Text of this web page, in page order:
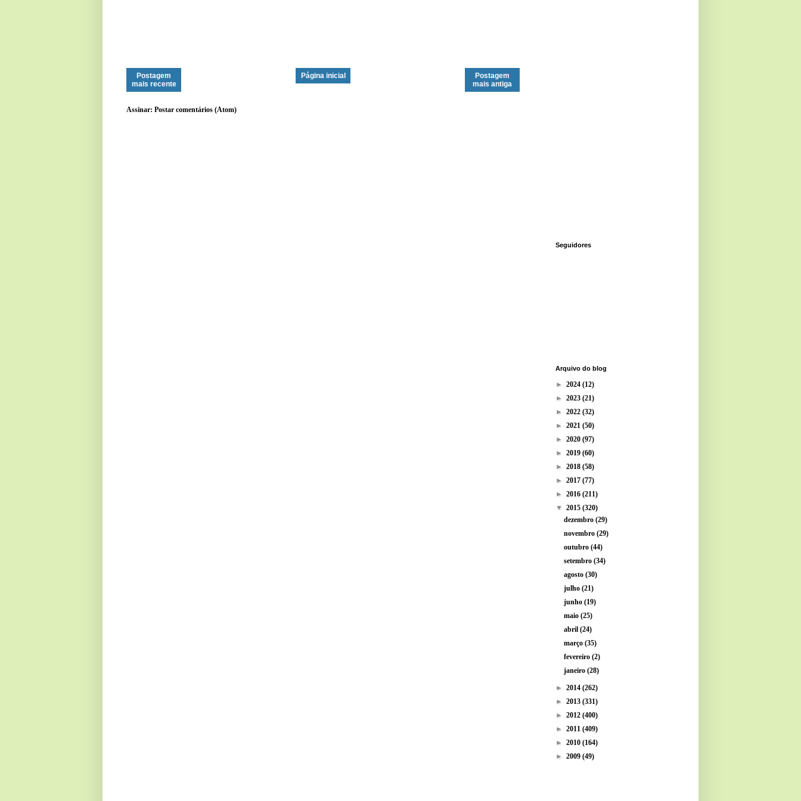
Postagem
mais recente
Postagem
mais antiga
Página inicial
Assinar: Postar comentários (Atom)
Seguidores
Arquivo do blog
► 2024 (12)
► 2023 (21)
► 2022 (32)
► 2021 (50)
► 2020 (97)
► 2019 (60)
► 2018 (58)
► 2017 (77)
► 2016 (211)
▼ 2015 (320)
dezembro(29)
novembro(29)
outubro(44)
setembro(34)
agosto(30)
julho(21)
junho(19)
maio(25)
abril(24)
março(35)
fevereiro(2)
janeiro(28)
► 2014 (262)
► 2013 (331)
► 2012 (400)
► 2011 (409)
► 2010 (164)
► 2009 (49)